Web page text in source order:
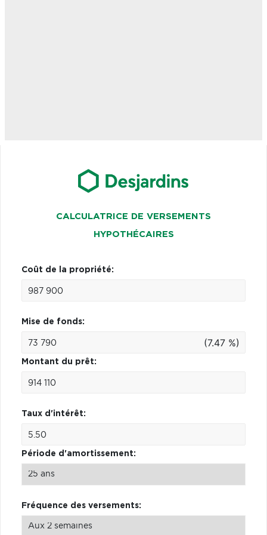
CALCULATRICE DE VERSEMENTS
HYPOTHÉCAIRES
Coût de la propriété:
Mise de fonds:
(7.47 %)
Montant du prêt:
Taux d'intérêt:
Période d'amortissement:
Fréquence des versements: